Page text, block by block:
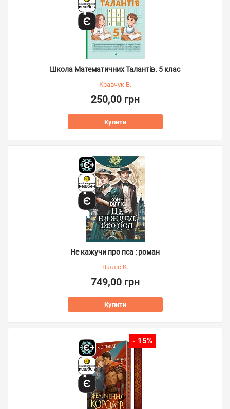
Школа Математичних Талантів. 5 клас
Кравчук В.
250,00 грн
Купити
Не кажучи про пса : роман
Вілліс К.
749,00 грн
Купити
- 15%